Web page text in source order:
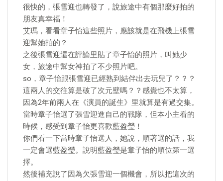
很快的，張雪迎也轉發了，說旅途中有個那麼好拍的
朋友真幸福！
艾瑪，看看章子怡這些照片，應該就是在飛機上張雪
迎幫她拍的？
之後張雪迎還在評論里貼了章子怡的照片，叫她少
女，旅途中幫女神拍了不少照片吧。
so，章子怡跟張雪迎已經熟到結伴出去玩兒了？？？
這兩人的交往算是破了次元壁嗎？？感覺也不太算，
因為2年前兩人在《演員的誕生》里就算是有過交集。
當時章子怡選了張雪迎進自己的戰隊，但本小主看的
時候，感受到章子怡更喜歡藍盈瑩！
你們看一下當時章子怡選人，她說，順著選的話，我
一定會選藍盈瑩。說明藍盈瑩是章子怡的順位第一選
擇。
然後補充說了因為欠張雪迎一個機會，所以把這次的